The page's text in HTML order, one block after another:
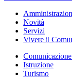
Novità
Servizi
Vivere il
Istruzione
Turismo